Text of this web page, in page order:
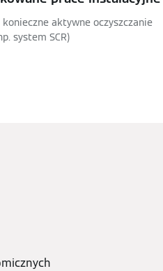
aktywne oczyszczanie
system SCR)